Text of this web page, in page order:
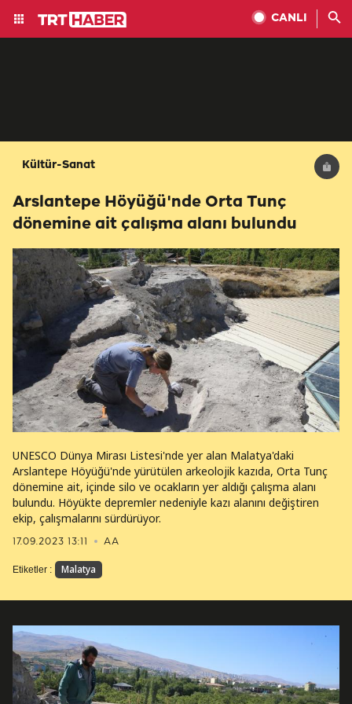
CANLI
Kültür-Sanat
Arslantepe Höyüğü'nde Orta Tunç
dönemine ait çalışma alanı bulundu
17.09.2023 13:11 AA
UNESCO Dünya Mirası Listesi'nde yer alan Malatya'daki
Arslantepe Höyüğü'nde yürütülen arkeolojik kazıda, Orta Tunç
dönemine ait, içinde silo ve ocakların yer aldığı çalışma alanı
bulundu. Höyükte depremler nedeniyle kazı alanını değiştiren
ekip, çalışmalarını sürdürüyor.
Etiketler : Malatya